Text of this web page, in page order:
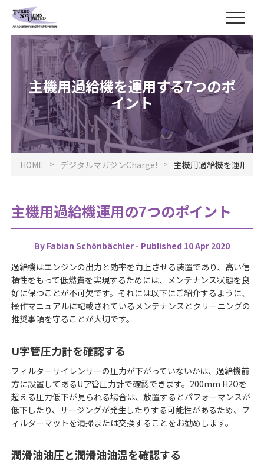
A100-L
MXP
A100-M
Power2
AT14
A100-H
TPX
主機用過給機を運用する7つのポ
イント
HOME デジタルマガジンCharge! 主機用過給機を運用す
主機用過給機運用の7つのポイント
By Fabian Schönbächler - Published 10 Apr 2020
過給機はエンジンの出力と効率を向上させる装置であり、高い信
頼性をもって低燃費を実現するためには、メンテナンス状態を良
好に保つことが不可欠です。それには以下にご紹介するように、
操作マニュアルに記載されているメンテナンスとクリーニングの
推奨事項を守ることが大切です。
U字管圧力計を確認する
フィルターサイレンサーの圧力が下がっていないかは、過給機前
方に設置してあるU字管圧力計で確認できます。200mm H2Oを
超える圧力低下が見られる場合は、放置するとパフォーマンスが
低下したり、サージングが発生したりする可能性があるため、フ
ィルターマットを清掃または交換することをお勧めします。
潤滑油油圧と潤滑油油温を確認する